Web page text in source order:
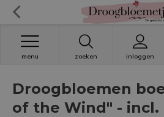
zoeken inloggen
menu
Droogbloemen
of the Wind" - incl.